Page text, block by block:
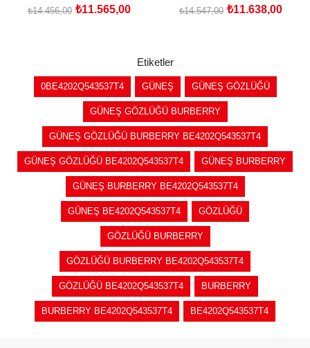
₺11.565,00
₺14.456,00
₺11.638,00
₺14.547,00
Etiketler
0BE4202Q543537T4 GÜNEŞ GÜNEŞ GÖZLÜĞÜ
GÜNEŞ GÖZLÜĞÜ BURBERRY
GÜNEŞ GÖZLÜĞÜ BURBERRY BE4202Q543537T4
GÜNEŞ GÖZLÜĞÜ BE4202Q543537T4 GÜNEŞ BURBERRY
GÜNEŞ BURBERRY BE4202Q543537T4
GÜNEŞ BE4202Q543537T4 GÖZLÜĞÜ
GÖZLÜĞÜ BURBERRY
GÖZLÜĞÜ BURBERRY BE4202Q543537T4
GÖZLÜĞÜ BE4202Q543537T4 BURBERRY
BURBERRY BE4202Q543537T4 BE4202Q543537T4